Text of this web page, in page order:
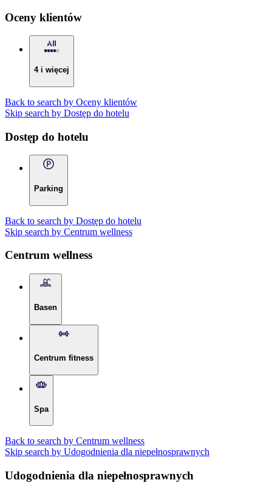
Oceny klientów
4 i więcej
Back to search by Oceny klientów
Skip search by Dostęp do hotelu
Dostęp do hotelu
Parking
Back to search by Dostęp do hotelu
Skip search by Centrum wellness
Centrum wellness
Basen
Centrum fitness
Spa
Back to search by Centrum wellness
Skip search by Udogodnienia dla niepełnosprawnych
Udogodnienia dla niepełnosprawnych